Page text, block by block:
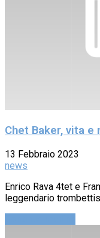
Chet Baker, vita e
13 Febbraio 2023
news
Enrico Rava 4tet e
leggendario